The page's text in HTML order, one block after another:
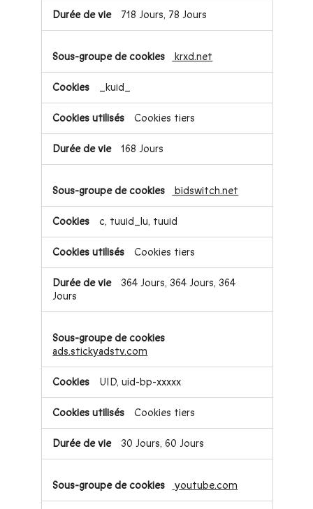
718 Jours, 78 Jours
krxd.net
_kuid_
Cookies tiers
168 Jours
bidswitch.net
c, tuuid_lu, tuuid
Cookies tiers
364 Jours, 364 Jours, 364
Jours
ads.stickyadstv.com
UID, uid-bp-xxxxx
Cookies tiers
30 Jours, 60 Jours
youtube.com